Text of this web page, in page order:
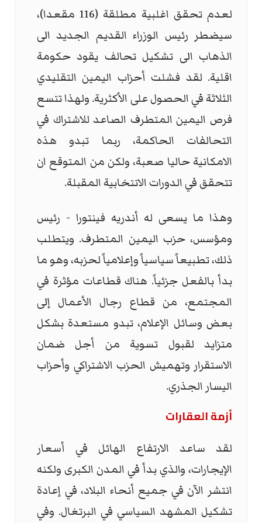
لعدم تحقق اغلبية مطلقة (116 مقعدا)،
سيضطر رئيس الوزراء القديم الجديد الى
الذهاب الى تشكيل تحالف يقود حكومة
اقلية. لقد فشلت أحزاب اليمين التقليدي
الثلاثة في الحصول على الأكثرية. ولهذا تتسع
فرص اليمين المتطرف الصاعد للاشتراك في
التحالفات الحاكمة، ربما تبدو هذه
الامكانية حاليا صعبة، ولكن من المتوقع ان
تتحقق في الدورات الانتخابية المقبلة.
وهذا ما يسعى له أندريه فينتورا - رئيس
ومؤسس، حزب اليمين المتطرف. ويتطلب
ذلك، تطبيعاً سياسياً وإعلامياً لحزبه، وهو ما
بدأ بالفعل جزئياً. هناك قطاعات مؤثرة في
المجتمع، من قطاع رجال الأعمال إلى
بعض وسائل الإعلام، تبدو مستعدة بشكل
متزايد لقبول تسوية من أجل ضمان
الاستقرار وتهميش الحزب الاشتراكي وأحزاب
اليسار الجذري.
أزمة العقارات
لقد ساعد الارتفاع الهائل في أسعار
الإيجارات، والذي بدأ في المدن الكبرى ولكنه
انتشر الآن في جميع أنحاء البلاد، في إعادة
تشكيل المشهد السياسي في البرتغال. وفي